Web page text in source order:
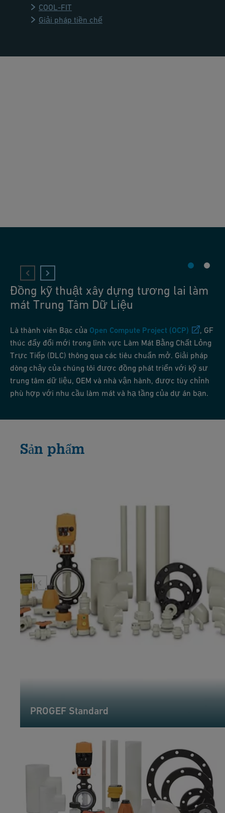
COOL-FIT
Giải pháp tiền chế
Đồng kỹ thuật xây dựng tương lai làm
mát Trung Tâm Dữ Liệu
Là thành viên Bạc của Open Compute Project (OCP)
, GF
thúc đẩy đổi mới trong lĩnh vực Làm Mát Bằng Chất Lỏng
Trực Tiếp (DLC) thông qua các tiêu chuẩn mở. Giải pháp
dòng chảy của chúng tôi được đồng phát triển với kỹ sư
trung tâm dữ liệu, OEM và nhà vận hành, được tùy chỉnh
phù hợp với nhu cầu làm mát và hạ tầng của dự án bạn.
Sản phẩm
PROGEF Standard